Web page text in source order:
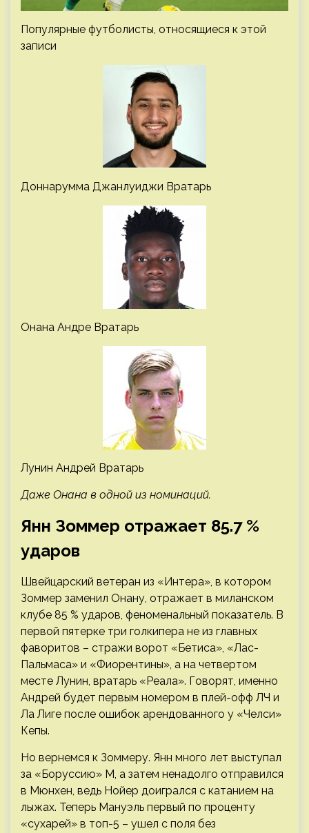
Популярные футболисты, относящиеся к этой
записи
Доннарумма Джанлуиджи Вратарь
Онана Андре Вратарь
Лунин Андрей Вратарь
Даже Онана в одной из номинаций.
Янн Зоммер отражает 85.7 %
ударов
Швейцарский ветеран из «Интера», в котором
Зоммер заменил Онану, отражает в миланском
клубе 85 % ударов, феноменальный показатель. В
первой пятерке три голкипера не из главных
фаворитов – стражи ворот «Бетиса», «Лас-
Пальмаса» и «Фиорентины», а на четвертом
месте Лунин, вратарь «Реала». Говорят, именно
Андрей будет первым номером в плей-офф ЛЧ и
Ла Лиге после ошибок арендованного у «Челси»
Кепы.
Но вернемся к Зоммеру. Янн много лет выступал
за «Боруссию» М, а затем ненадолго отправился
в Мюнхен, ведь Нойер доигрался с катанием на
лыжах. Теперь Мануэль первый по проценту
«сухарей» в топ-5 – ушел с поля без